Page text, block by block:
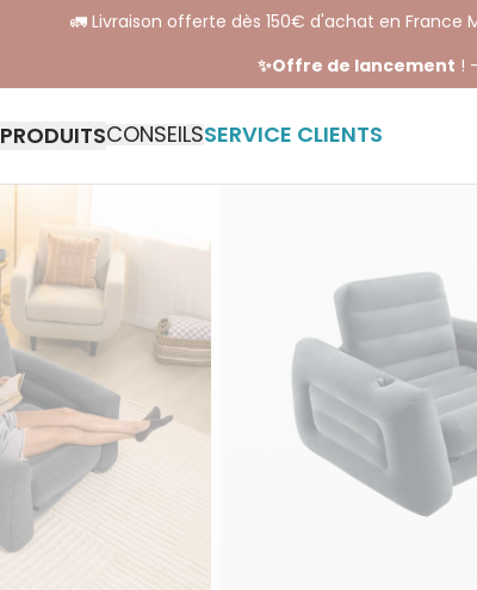
🚛 Livraison offerte dès 150€ d'achat en
✨Offre de lancement !
PRODUITSCONSEILSSERVICE CLIENTS